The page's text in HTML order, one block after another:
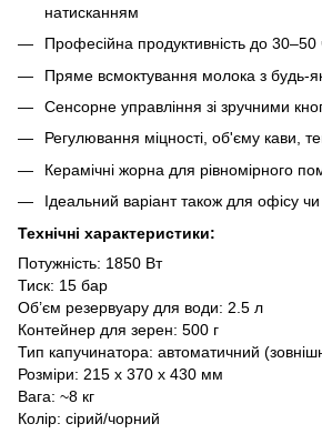
натисканням
Професійна продуктивність до
Пряме всмоктування молока з будь-
Сенсорне управління зі зручними
Регулювання міцності, об'єму кави,
Керамічні жорна для рівномірного
Ідеальний варіант також для офісу чи
Технічні характеристики:
Потужність: 1850 Вт
Тиск: 15 бар
Об’єм резервуару для води: 2.5 л
Контейнер для зерен: 500 г
Тип капучинатора: автоматичний
Розміри: 215 x 370 x 430 мм
Вага: ~8 кг
Колір: сірий/чорний